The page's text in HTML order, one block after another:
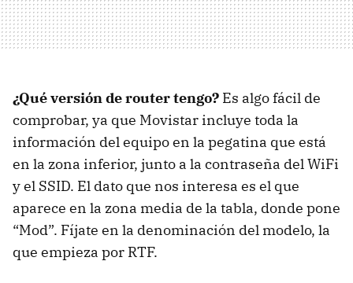
¿Qué versión de router tengo? Es algo fácil de
comprobar, ya que Movistar incluye toda la
información del equipo en la pegatina que está
en la zona inferior, junto a la contraseña del WiFi
y el SSID. El dato que nos interesa es el que
aparece en la zona media de la tabla, donde pone
“Mod”. Fíjate en la denominación del modelo, la
que empieza por RTF.